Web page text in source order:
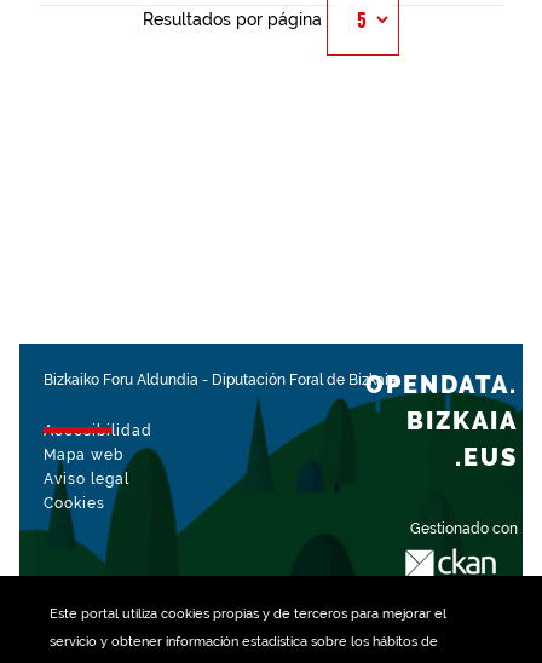
Este portal utiliza cookiespropias y de terceros para mejorar el
servicio y obtener información estadística sobre los hábitos de
Resultados por página
Bizkaiko Foru Aldundia - Diputación Foral de Bizkaia
Accesibilidad
Mapa web
Aviso legal
Cookies
Gestionado con
OPENDATA.
BIZKAIA
.EUS